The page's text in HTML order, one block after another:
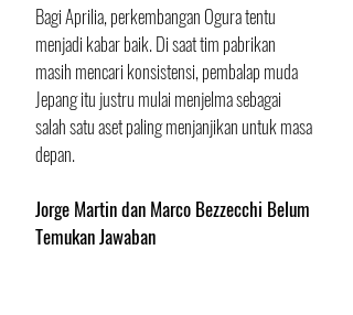
Bagi Aprilia, perkembangan Ogura tentu
menjadi kabar baik. Di saat tim pabrikan
masih mencari konsistensi, pembalap muda
Jepang itu justru mulai menjelma sebagai
salah satu aset paling menjanjikan untuk masa
depan.
Jorge Martin dan Marco Bezzecchi Belum
Temukan Jawaban